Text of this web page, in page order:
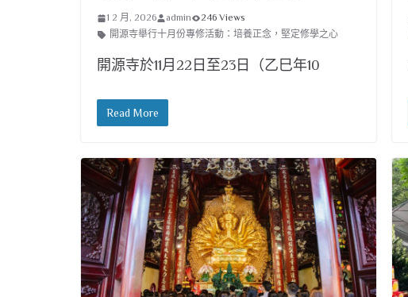
1 2 月, 2026 admin
246 Views
開源寺舉行十月份專修活動：培養正念，堅定修學之心
開源寺於11月22日至23日（乙巳年10
Read More